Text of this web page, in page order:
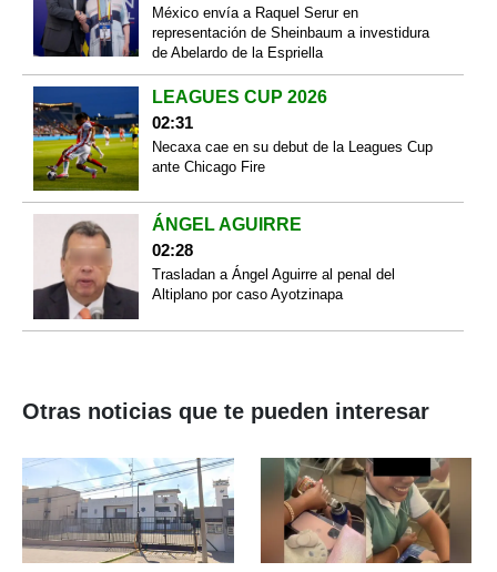
México envía a Raquel Serur en
representación de Sheinbaum a investidura
de Abelardo de la Espriella
LEAGUES CUP 2026
02:31
Necaxa cae en su debut de la Leagues Cup
ante Chicago Fire
ÁNGEL AGUIRRE
02:28
Trasladan a Ángel Aguirre al penal del
Altiplano por caso Ayotzinapa
Otras noticias que te pueden interesar